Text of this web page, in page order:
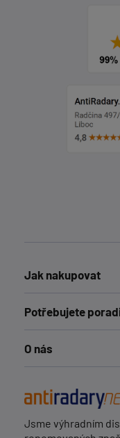
Jak nakupovat
Potřebujete
O nás
Jsme výhradním